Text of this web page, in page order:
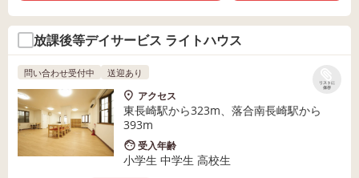
放課後等デイサービス ライトハウス
リストに
保存
問い合わせ受付中 送迎あり
アクセス
東長崎駅から323m、落合南長崎駅から
393m
受入年齢
小学生 中学生 高校生